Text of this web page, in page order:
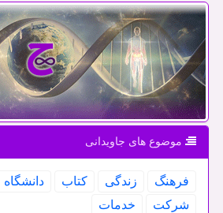
موضوع های جاویدانی
فرهنگ زندگی كتاب دانشگاه
شركت
خدمات